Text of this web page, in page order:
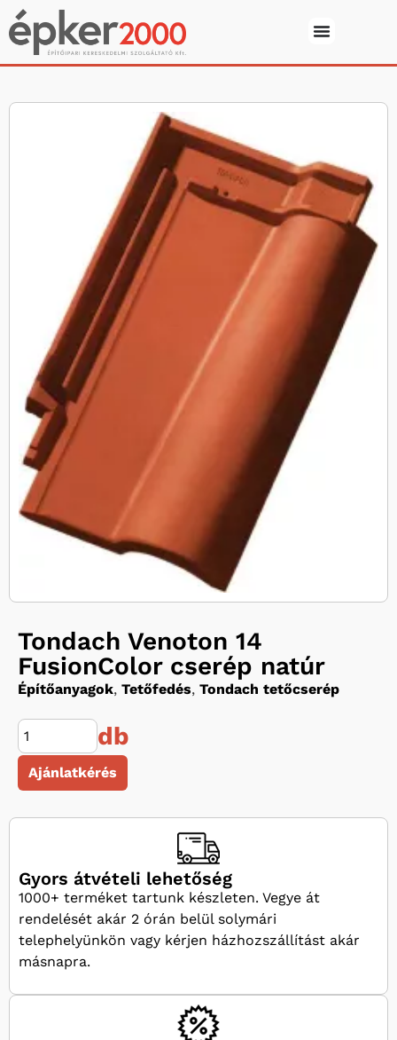
Tondach Venoton 14
FusionColor cserép natúr
Építőanyagok, Tetőfedés, Tondach tetőcserép
db
Ajánlatkérés
Gyors átvételi lehetőség
1000+ terméket tartunk készleten. Vegye át
rendelését akár 2 órán belül solymári
telephelyünkön vagy kérjen házhozszállítást akár
másnapra.